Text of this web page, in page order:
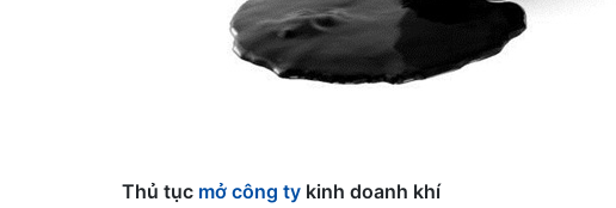
Thủ tục mở công ty kinh doanh khí